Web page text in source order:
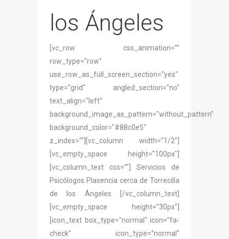
los Ángeles
[vc_row css_animation=""
row_type="row"
use_row_as_full_screen_section="yes"
type="grid" angled_section="no"
text_align="left"
background_image_as_pattern="without_pattern"
background_color="#88c0e5"
z_index=""][vc_column width="1/2"]
[vc_empty_space height="100px"]
[vc_column_text css=""] Servicios de
Psicólogos Plasencia cerca de Torrecilla
de los Ángeles [/vc_column_text]
[vc_empty_space height="30px"]
[icon_text box_type="normal" icon="fa-
check" icon_type="normal"